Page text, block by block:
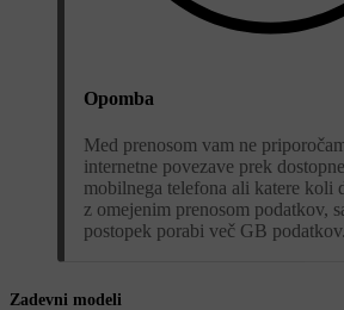
Opomba
Med prenosom vam ne
internetne povezave prek
mobilnega telefona ali katere koli
z omejenim prenosom podatkov,
postopek porabi več GB podatkov.
Zadevni modeli